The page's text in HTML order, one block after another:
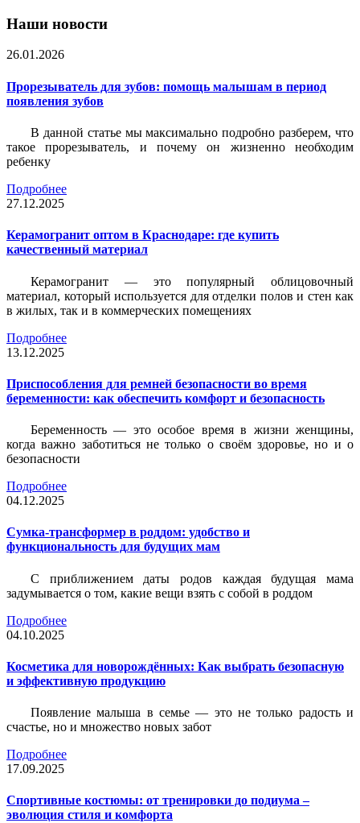
Наши новости
26.01.2026
Прорезыватель для зубов: помощь малышам в период
появления зубов
В данной статье мы максимально подробно разберем, что
такое прорезыватель, и почему он жизненно необходим
ребенку
Подробнее
27.12.2025
Керамогранит оптом в Краснодаре: где купить
качественный материал
Керамогранит — это популярный облицовочный
материал, который используется для отделки полов и стен как
в жилых, так и в коммерческих помещениях
Подробнее
13.12.2025
Приспособления для ремней безопасности во время
беременности: как обеспечить комфорт и безопасность
Беременность — это особое время в жизни женщины,
когда важно заботиться не только о своём здоровье, но и о
безопасности
Подробнее
04.12.2025
Сумка-трансформер в роддом: удобство и
функциональность для будущих мам
С приближением даты родов каждая будущая мама
задумывается о том, какие вещи взять с собой в роддом
Подробнее
04.10.2025
Косметика для новорождённых: Как выбрать безопасную
и эффективную продукцию
Появление малыша в семье — это не только радость и
счастье, но и множество новых забот
Подробнее
17.09.2025
Спортивные костюмы: от тренировки до подиума –
эволюция стиля и комфорта